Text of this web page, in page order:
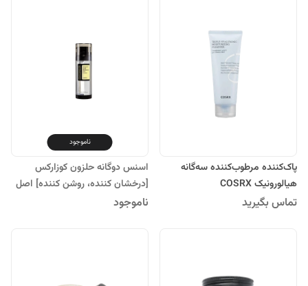
پاک‌کننده مرطوب‌کننده سه‌گانه
هیالورونیک COSRX
تماس بگیرید
ناموجود
اسنس دوگانه حلزون کوزارکس
[درخشان کننده، روشن کننده] اصل
کره
ناموجود